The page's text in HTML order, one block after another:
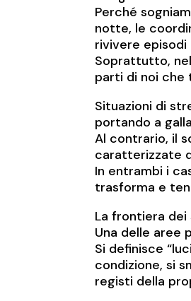
Perché
notte, le
rivivere
Soprattutto,
parti di noi che
Situazioni di
portando a
Al contrario, il
caratterizzate
In entrambi i
trasforma e
La frontiera dei
Una delle aree
Si definisce
condizione, si
registi della